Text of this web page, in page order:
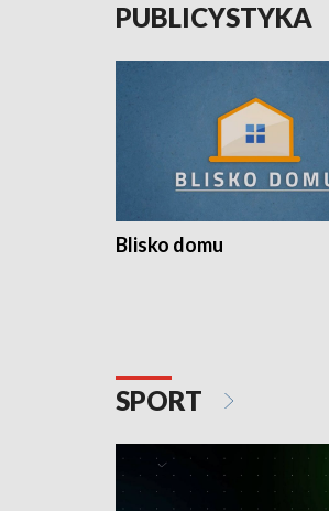
PUBLICYSTYKA
Blisko domu
SPORT